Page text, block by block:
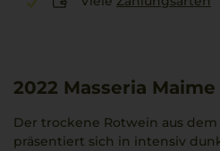
2022 Masseria
Der trockene Rotwein aus
präsentiert sich in intensiv